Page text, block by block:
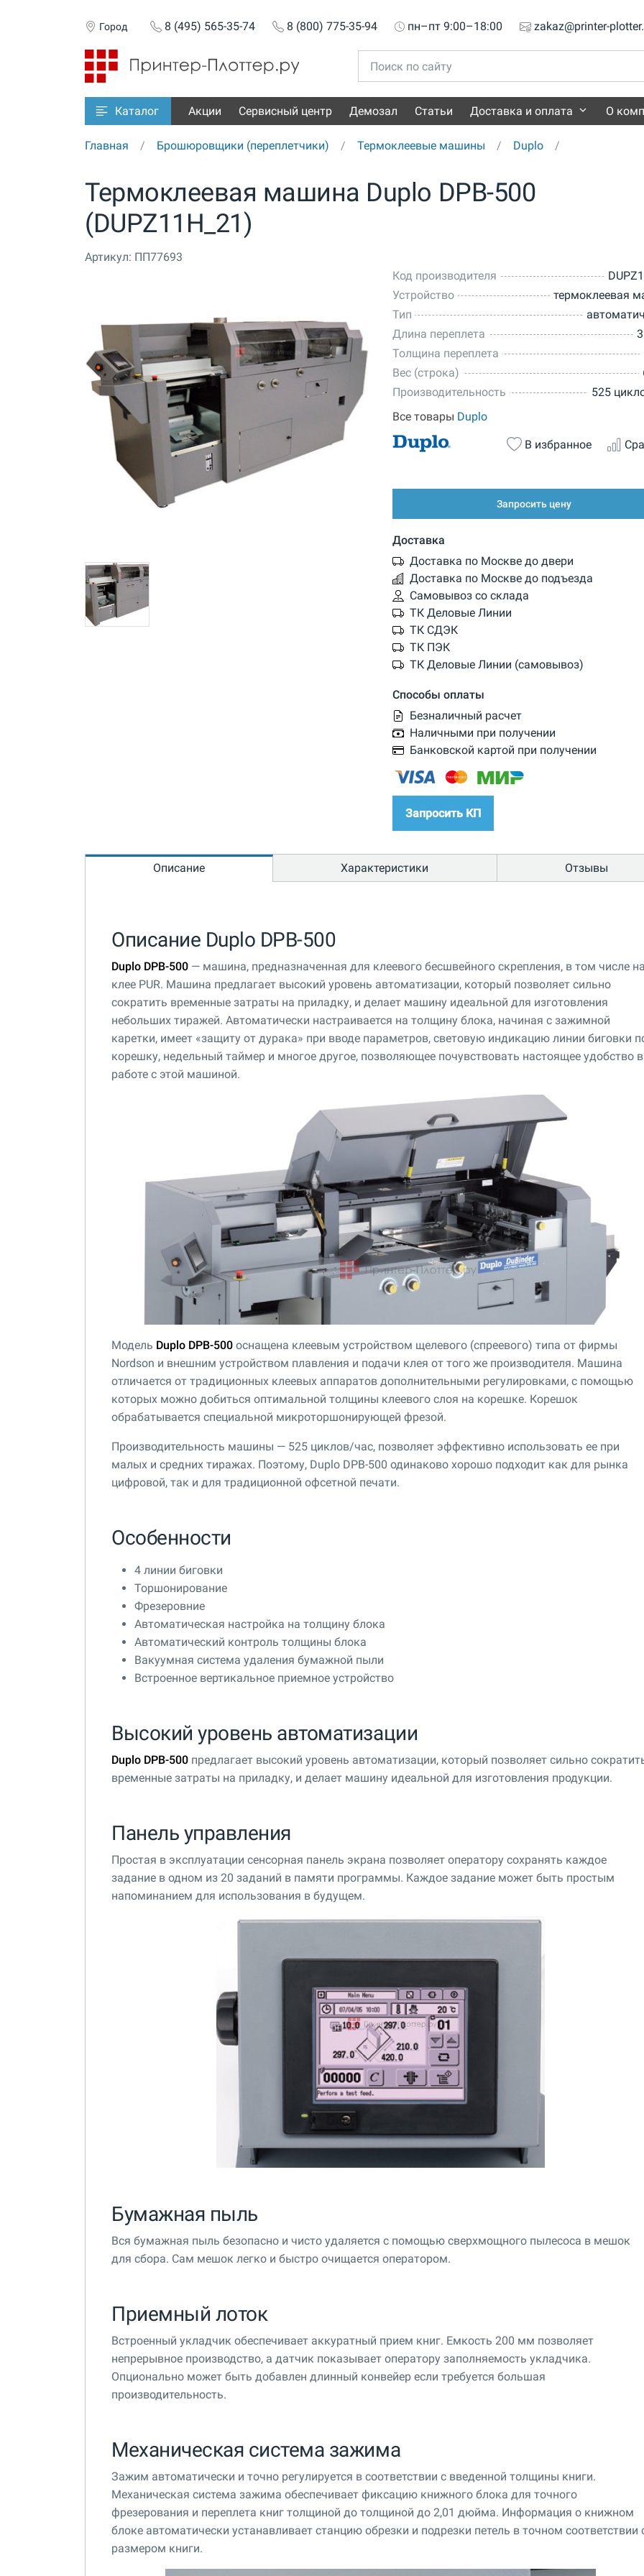
Город 8 (495) 565-35-74 8 (800) 775-35-94 пн–пт 9:00–18:00 zakaz@printer-
Каталог Акции Сервисный центр Демозал Статьи Доставка и оплата О
Главная Брошюровщики (переплетчики) Термоклеевые машины Duplo
Термоклеевая машина Duplo DPB-500
(DUPZ11H_21)
Артикул: ПП77693
Код производителя
Устройство
термоклеевая
Тип
Длина переплета
Толщина переплета
Вес (строка)
Производительность
525
Все товары Duplo
В избранное
Запросить цену
Доставка
Доставка по Москве до двери
Доставка по Москве до подъезда
Самовывоз со склада
ТК Деловые Линии
ТК СДЭК
ТК ПЭК
ТК Деловые Линии (самовывоз)
Способы оплаты
Безналичный расчет
Наличными при получении
Банковской картой при получении
Запросить КП
Описание Характеристики Отзывы
Описание Duplo DPB-500
Duplo DPB-500 — машина, предназначенная для клеевого бесшвейного скрепления, в том числе
клее PUR. Машина предлагает высокий уровень автоматизации, который позволяет сильно
сократить временные затраты на приладку, и делает машину идеальной для изготовления
небольших тиражей. Автоматически настраивается на толщину блока, начиная с зажимной
каретки, имеет «защиту от дурака» при вводе параметров, световую индикацию линии биговки
корешку, недельный таймер и многое другое, позволяющее почувствовать настоящее удобство в
работе с этой машиной.
Модель Duplo DPB-500 оснащена клеевым устройством щелевого (спреевого) типа от фирмы
Nordson и внешним устройством плавления и подачи клея от того же производителя. Машина
отличается от традиционных клеевых аппаратов дополнительными регулировками, с помощью
которых можно добиться оптимальной толщины клеевого слоя на корешке. Корешок
обрабатывается специальной микроторшонирующей фрезой.
Производительность машины — 525 циклов/час, позволяет эффективно использовать ее при
малых и средних тиражах. Поэтому, Duplo DPB-500 одинаково хорошо подходит как для рынка
цифровой, так и для традиционной офсетной печати.
Особенности
4 линии биговки
Торшонирование
Фрезеровние
Автоматическая настройка на толщину блока
Автоматический контроль толщины блока
Вакуумная система удаления бумажной пыли
Встроенное вертикальное приемное устройство
Высокий уровень автоматизации
Duplo DPB-500 предлагает высокий уровень автоматизации, который позволяет сильно
временные затраты на приладку, и делает машину идеальной для изготовления продукции.
Панель управления
Простая в эксплуатации сенсорная панель экрана позволяет оператору сохранять каждое
задание в одном из 20 заданий в памяти программы. Каждое задание может быть простым
напоминанием для использования в будущем.
Бумажная пыль
Вся бумажная пыль безопасно и чисто удаляется с помощью сверхмощного пылесоса в мешок
для сбора. Сам мешок легко и быстро очищается оператором.
Приемный лоток
Встроенный укладчик обеспечивает аккуратный прием книг. Емкость 200 мм позволяет
непрерывное производство, а датчик показывает оператору заполняемость укладчика.
Опционально может быть добавлен длинный конвейер если требуется большая
производительность.
Механическая система зажима
Зажим автоматически и точно регулируется в соответствии с введенной толщины книги.
Механическая система зажима обеспечивает фиксацию книжного блока для точного
фрезерования и переплета книг толщиной до толщиной до 2,01 дюйма. Информация о книжном
блоке автоматически устанавливает станцию обрезки и подрезки петель в точном соответствии
размером книги.